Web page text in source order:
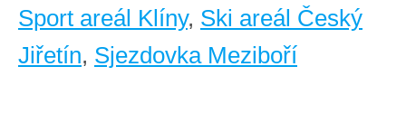
Sport areál Klíny, Ski areál Český
Jiřetín, Sjezdovka Meziboří